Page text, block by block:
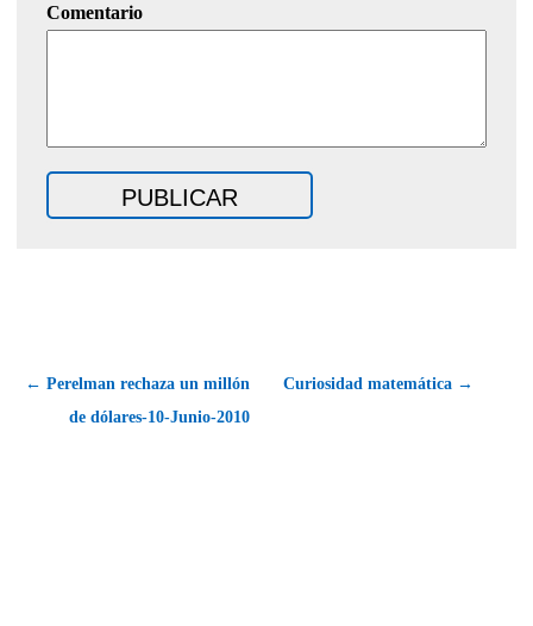
Comentario
← Perelman rechaza un millón
de dólares-10-Junio-2010
Curiosidad matemática →